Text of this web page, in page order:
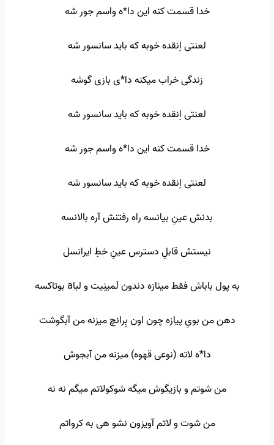
خدا قسمت کنه این دا*ه واسم جور شه
لعنتی اِنقده خوبه که باید سانسور شه
زندگی خراب میکنه دا*ی بازی گوشه
لعنتی اِنقده خوبه که باید سانسور شه
خدا قسمت کنه این دا*ه واسم جور شه
لعنتی اِنقده خوبه که باید سانسور شه
بدنش عینِ بیانسه راه رفتنش آره بالانسه
نیستش قابلِ دسترس عینِ خطِ ایرانسل
به پول باباش فقط مینازه دندون لَمینِیت و لباa بوتاکسه
دهن من بویِ پیازه چون اون بِرانچ میزنه من آبگوشت
دا*ه لاته (نوعی قهوه) میزنه من آبجوش
من شوتم و بازیگوش میگه شوکولاتم میگم نه نه
من شوت و لاتم آویزون نشو هی به کرواتم